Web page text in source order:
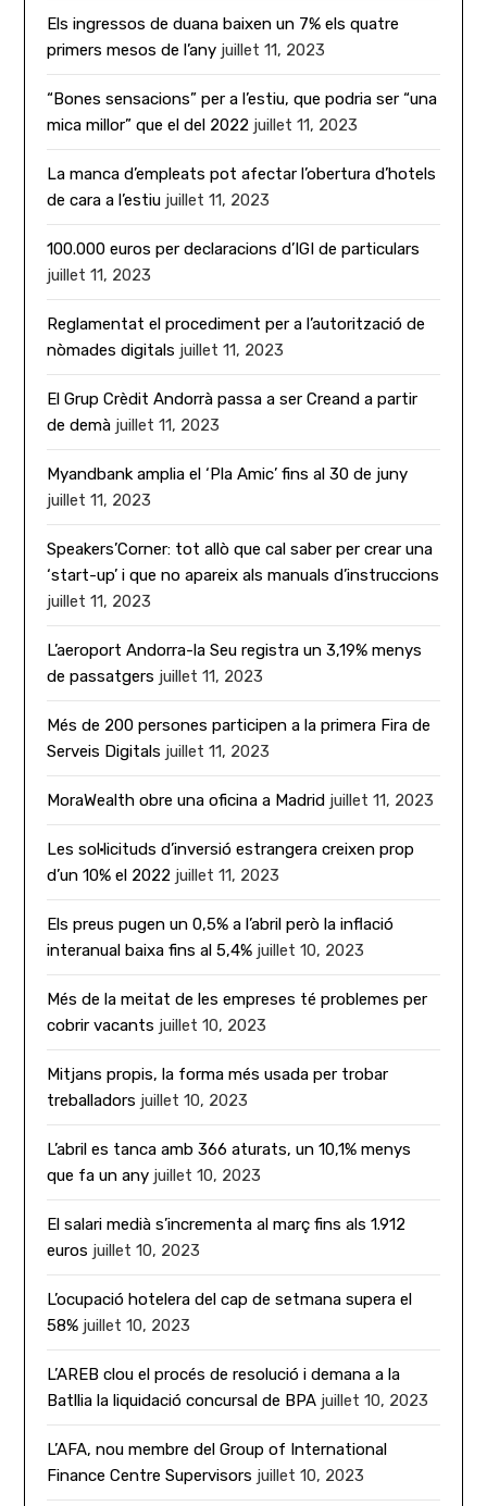
Els ingressos de duana baixen un 7% els quatre
primers mesos de l’any juillet 11, 2023
“Bones sensacions” per a l’estiu, que podria ser “una
mica millor” que el del 2022 juillet 11, 2023
La manca d’empleats pot afectar l’obertura d’hotels
de cara a l’estiu juillet 11, 2023
100.000 euros per declaracions d’IGI de particulars
juillet 11, 2023
Reglamentat el procediment per a l’autorització de
nòmades digitals juillet 11, 2023
El Grup Crèdit Andorrà passa a ser Creand a partir
de demà juillet 11, 2023
Myandbank amplia el ‘Pla Amic’ fins al 30 de juny
juillet 11, 2023
Speakers’Corner: tot allò que cal saber per crear una
‘start-up’ i que no apareix als manuals d’instruccions
juillet 11, 2023
L’aeroport Andorra-la Seu registra un 3,19% menys
de passatgers juillet 11, 2023
Més de 200 persones participen a la primera Fira de
Serveis Digitals juillet 11, 2023
MoraWealth obre una oficina a Madrid juillet 11, 2023
Les sol·licituds d’inversió estrangera creixen prop
d’un 10% el 2022 juillet 11, 2023
Els preus pugen un 0,5% a l’abril però la inflació
interanual baixa fins al 5,4% juillet 10, 2023
Més de la meitat de les empreses té problemes per
cobrir vacants juillet 10, 2023
Mitjans propis, la forma més usada per trobar
treballadors juillet 10, 2023
L’abril es tanca amb 366 aturats, un 10,1% menys
que fa un any juillet 10, 2023
El salari medià s’incrementa al març fins als 1.912
euros juillet 10, 2023
L’ocupació hotelera del cap de setmana supera el
58% juillet 10, 2023
L’AREB clou el procés de resolució i demana a la
Batllia la liquidació concursal de BPA juillet 10, 2023
L’AFA, nou membre del Group of International
Finance Centre Supervisors juillet 10, 2023